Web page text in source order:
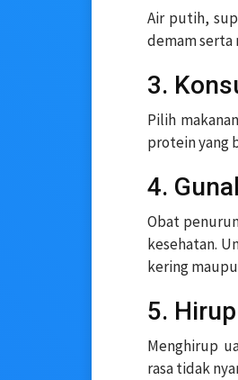
Air putih,
demam serta
3.
Pilih
protein yang
4.
Obat
kesehatan.
kering
5.
Menghirup
rasa tidak